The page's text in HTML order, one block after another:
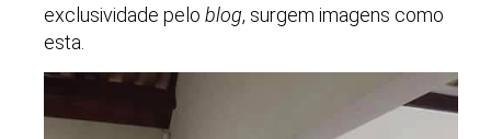
exclusividade pelo blog, surgem imagens como
esta.